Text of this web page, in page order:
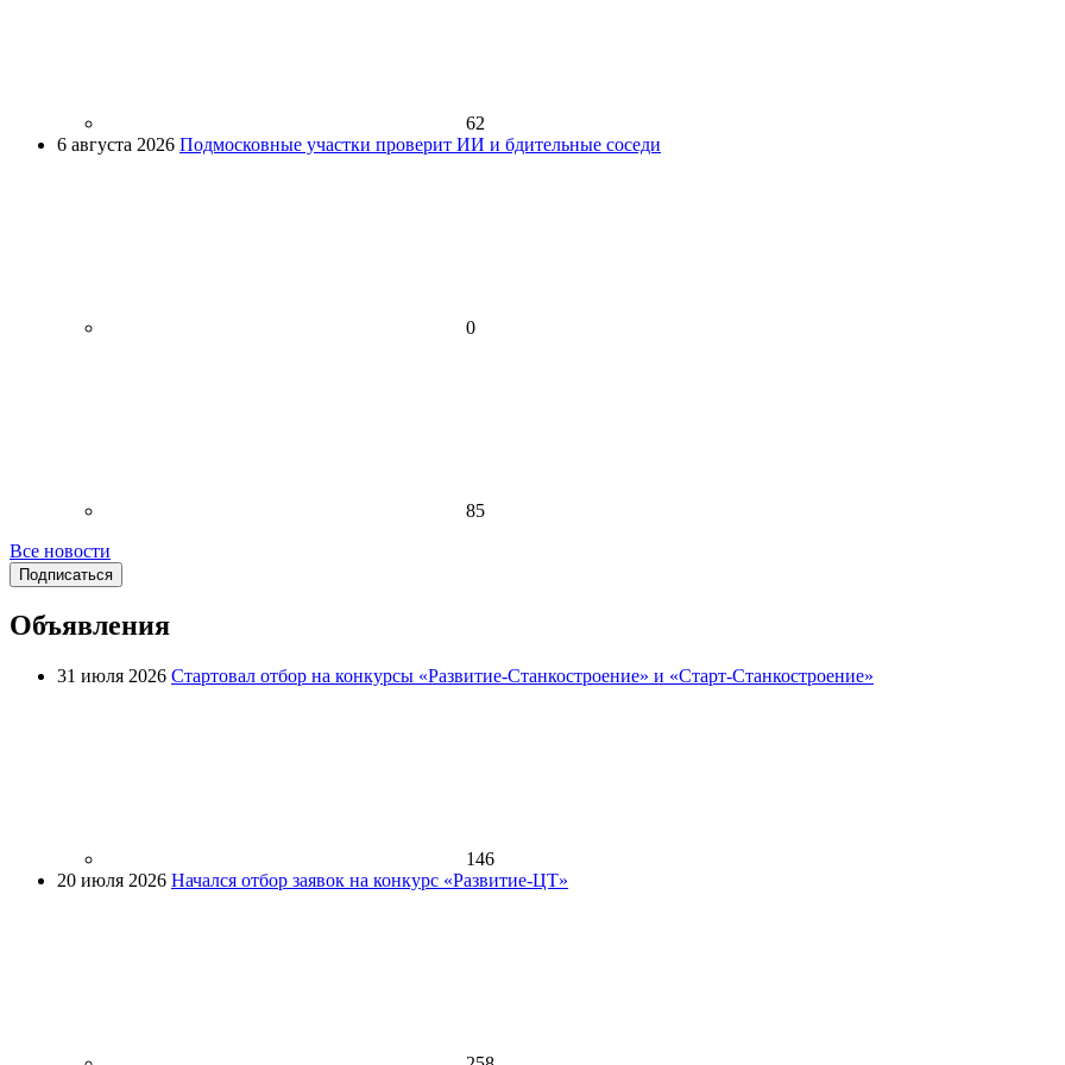
62
6 августа 2026 Подмосковные участки проверит ИИ и бдительные соседи
0
85
Все новости
Подписаться
Объявления
31 июля 2026 Стартовал отбор на конкурсы «Развитие-Станкостроение» и «Старт-Станкостроение»
146
20 июля 2026 Начался отбор заявок на конкурс «Развитие-ЦТ»